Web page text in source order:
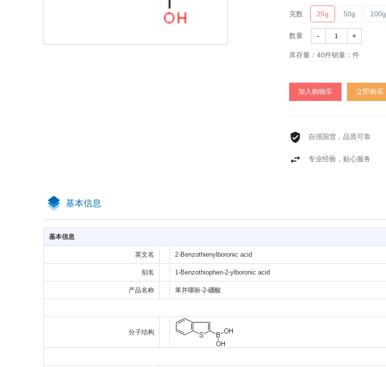
克数 25g 50g 100g
数量 - +
库存量： 40件销量：件
加入购物车 立即购买
自强国货，品质可靠
专业经验，贴心服务
基本信息
基本信息
英文名 2-Benzothienylboronic acid
别名 1-Benzothiophen-2-ylboronic acid
产品名称 苯并噻吩-2-硼酸
分子结构